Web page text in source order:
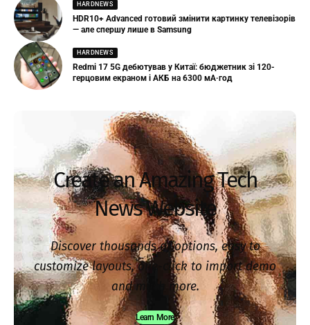
HARDNEWS
HDR10+ Advanced готовий змінити картинку телевізорів
— але спершу лише в Samsung
HARDNEWS
Redmi 17 5G дебютував у Китаї: бюджетник зі 120-
герцовим екраном і АКБ на 6300 мА·год
Create an Amazing Tech
News Website
Discover thousands of options, easy to
customize layouts, one-click to import demo
and much more.
Learn More